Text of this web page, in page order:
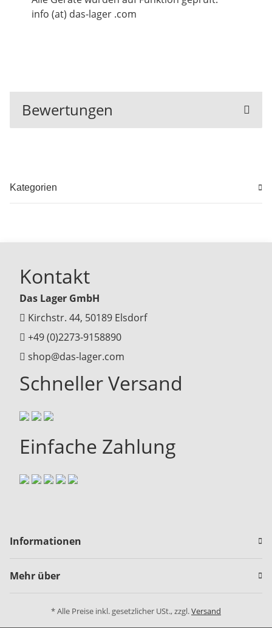
info (at) das-lager .com
Bewertungen
Kategorien
Kontakt
Das Lager GmbH
Kirchstr. 44, 50189 Elsdorf
+49 (0)2273-9158890
shop@das-lager.com
Schneller Versand
Einfache Zahlung
Informationen
Mehr über
* Alle Preise inkl. gesetzlicher USt., zzgl.Versand